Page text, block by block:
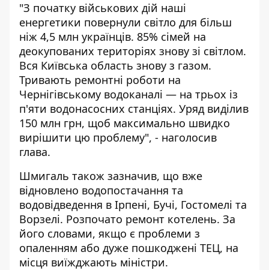
"З початку військових дій наші
енергетики повернули світло для більш
ніж 4,5 млн українців. 85% сімей на
деокупованих територіях знову зі світлом.
Вся Київська область знову з газом.
Тривають ремонтні роботи на
Чернігівському водоканалі — на трьох із
п'яти водонасосних станціях. Уряд виділив
150 млн грн, щоб максимально швидко
вирішити цю проблему", - наголосив
глава.
Шмигаль також зазначив, що вже
відновлено водопостачання та
водовідведення в Ірпені, Бучі, Гостомелі та
Ворзелі. Розпочато ремонт котелень. За
його словами, якщо є проблеми з
опаленням або дуже пошкоджені ТЕЦ, на
місця виїжджають міністри.